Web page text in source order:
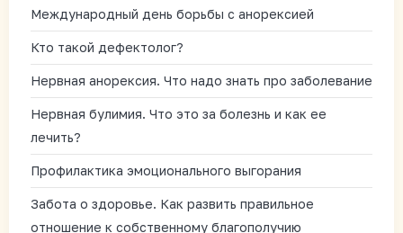
Международный день борьбы с анорексией
Кто такой дефектолог?
Нервная анорексия. Что надо знать про заболевание
Нервная булимия. Что это за болезнь и как ее
лечить?
Профилактика эмоционального выгорания
Забота о здоровье. Как развить правильное
отношение к собственному благополучию